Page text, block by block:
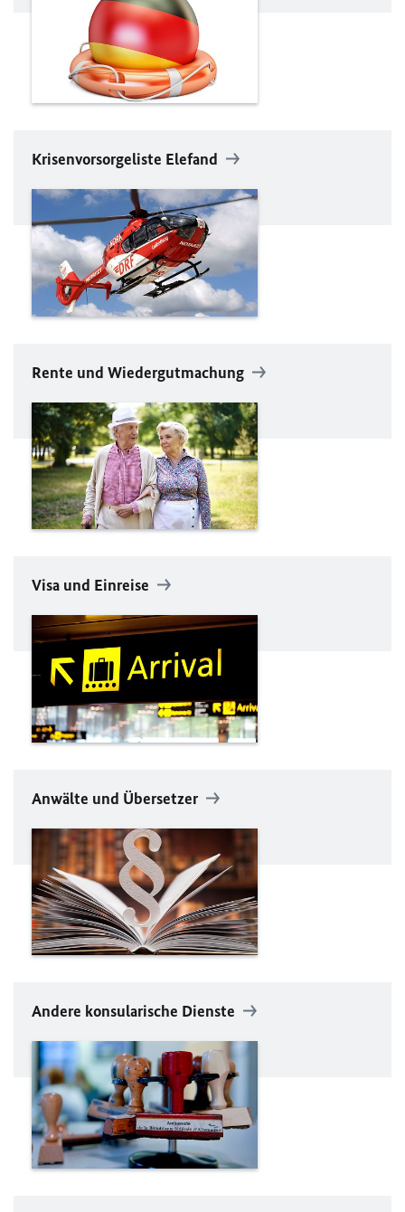
Krisenvorsorgeliste Elefand
Rente und Wiedergutmachung
Visa und Einreise
Anwälte und Übersetzer
Andere konsularische Dienste